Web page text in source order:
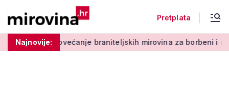
Pretplata
Najnovije:Povećanje braniteljskih mirovina za borbeni i